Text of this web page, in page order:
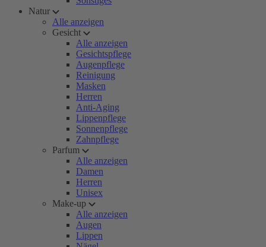
Natur
Alle anzeigen
Gesicht
Alle anzeigen
Gesichtspflege
Augenpflege
Reinigung
Masken
Herren
Anti-Aging
Lippenpflege
Sonnenpflege
Zahnpflege
Parfum
Alle anzeigen
Damen
Herren
Unisex
Make-up
Alle anzeigen
Augen
Lippen